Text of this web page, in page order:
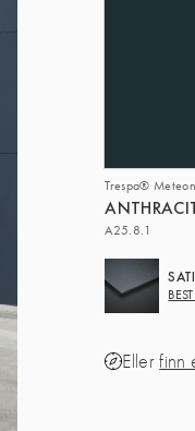
Trespa®
A25.8.1
Ellerfinn